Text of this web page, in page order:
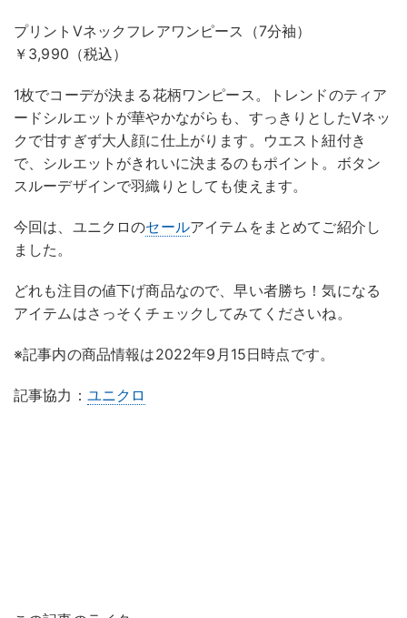
プリントVネックフレアワンピース（7分袖）
￥3,990（税込）
1枚でコーデが決まる花柄ワンピース。トレンドのティア
ードシルエットが華やかながらも、すっきりとしたVネッ
クで甘すぎず大人顔に仕上がります。ウエスト紐付き
で、シルエットがきれいに決まるのもポイント。ボタン
スルーデザインで羽織りとしても使えます。
今回は、ユニクロのセールアイテムをまとめてご紹介し
ました。
どれも注目の値下げ商品なので、早い者勝ち！気になる
アイテムはさっそくチェックしてみてくださいね。
※記事内の商品情報は2022年9月15日時点です。
記事協力： ユニクロ